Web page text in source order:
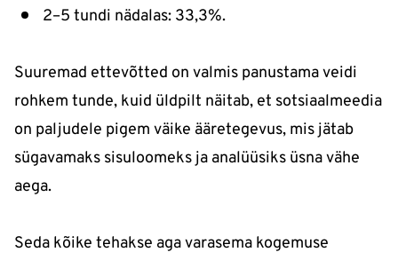
2–5 tundi nädalas: 33,3%.
Suuremad ettevõtted on valmis panustama veidi
rohkem tunde, kuid üldpilt näitab, et sotsiaalmeedia
on paljudele pigem väike ääretegevus, mis jätab
sügavamaks sisuloomeks ja analüüsiks üsna vähe
aega.
Seda kõike tehakse aga varasema kogemuse